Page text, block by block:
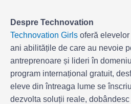
Despre Technovation
Technovation Girls oferă
ani abilitățile de care au nevoie
antreprenoare și lideri în
program internațional gratuit,
eleve din întreaga lume se
dezvolta soluții reale,